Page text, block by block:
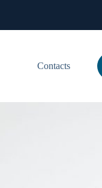
Contacts